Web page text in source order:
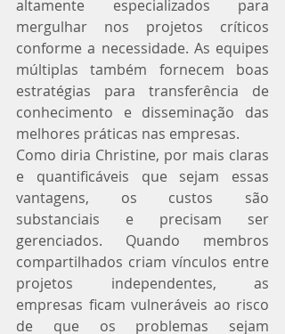
altamente especializados para
mergulhar nos projetos críticos
conforme a necessidade. As equipes
múltiplas também fornecem boas
estratégias para transferência de
conhecimento e disseminação das
melhores práticas nas empresas.
Como diria Christine, por mais claras
e quantificáveis que sejam essas
vantagens, os custos são
substanciais e precisam ser
gerenciados. Quando membros
compartilhados criam vínculos entre
projetos independentes, as
empresas ficam vulneráveis ao risco
de que os problemas sejam